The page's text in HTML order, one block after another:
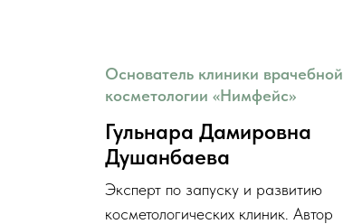
Основатель клиники врачебной
косметологии «Нимфейс»
Гульнара Дамировна
Душанбаева
Эксперт по запуску и развитию
косметологических клиник. Автор